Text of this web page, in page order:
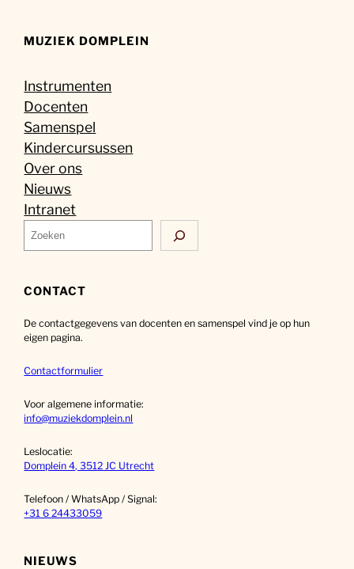
MUZIEK DOMPLEIN
Instrumenten
Docenten
Samenspel
Kindercursussen
Over ons
Nieuws
Intranet
Z
o
k
n
CONTACT
De contactgegevens van docenten en samenspel vind je op hun
eigen pagina.
Contactformulier
Voor algemene informatie:
info@muziekdomplein.nl
Leslocatie:
Domplein 4, 3512 JC Utrecht
Telefoon / WhatsApp / Signal:
+31 6 24433059
NIEUWS